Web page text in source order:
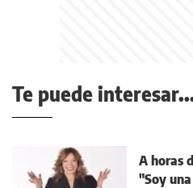
Te puede
A horas
"Soy